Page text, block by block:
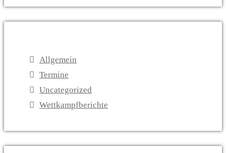
Allgemein
Termine
Uncategorized
Wettkampfberichte